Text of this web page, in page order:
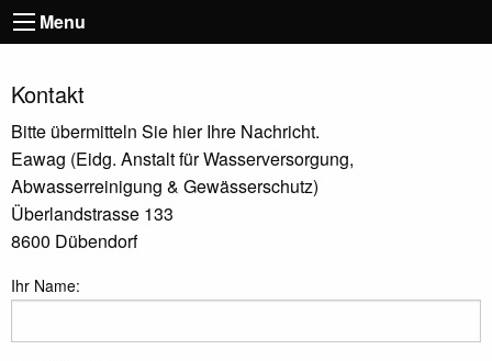
Menu
Kontakt
Bitte übermitteln Sie hier Ihre Nachricht.
Eawag (Eidg. Anstalt für Wasserversorgung,
Abwasserreinigung & Gewässerschutz)
Überlandstrasse 133
8600 Dübendorf
Ihr Name: